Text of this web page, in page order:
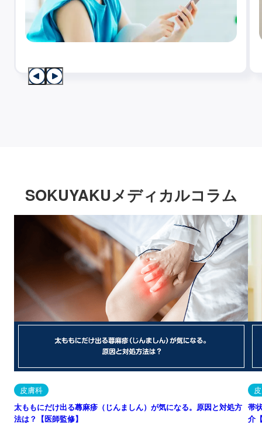
SOKUYAKUメディカルコラム
皮膚科
太ももにだけ出る蕁麻疹（じんましん）が気になる。原因と対処方
法は？【医師監修】
帯
介